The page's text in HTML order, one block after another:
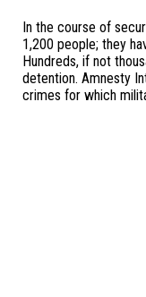
In the course of
1,200 people; they
Hundreds, if not
detention. Amnesty
crimes for which